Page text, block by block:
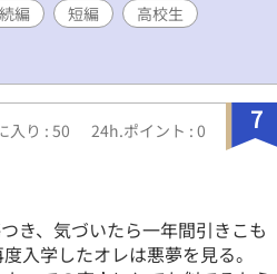
続編 短編
高校生
7
入り : 50 24h.ポイント : 0
き、気づいたら一年間引きこも
入学したオレは悪夢を見る。